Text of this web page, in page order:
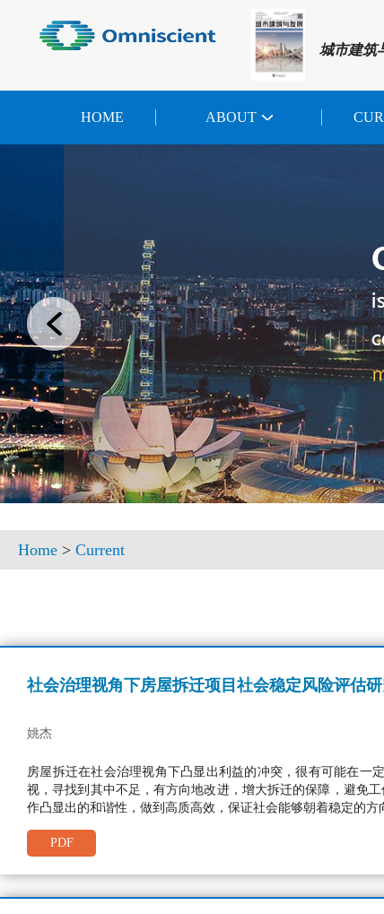
城市建筑
HOME ABOUT
Home > Current
社会治理视角下房屋拆迁项目社会稳定风险评估
姚杰
房屋拆迁在社会治理视角下凸显出利益的冲突，很有可能在一
视，寻找到其中不足，有方向地改进，增大拆迁的保障，避免
作凸显出的和谐性，做到高质高效，保证社会能够朝着稳定的方
PDF